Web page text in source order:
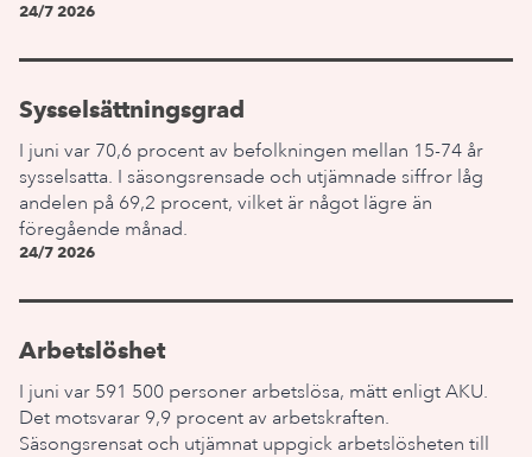
24/7 2026
Sysselsättningsgrad
I juni var 70,6 procent av befolkningen mellan 15-74 år
sysselsatta. I säsongsrensade och utjämnade siffror låg
andelen på 69,2 procent, vilket är något lägre än
föregående månad.
24/7 2026
Arbetslöshet
I juni var 591 500 personer arbetslösa, mätt enligt AKU.
Det motsvarar 9,9 procent av arbetskraften.
Säsongsrensat och utjämnat uppgick arbetslösheten till